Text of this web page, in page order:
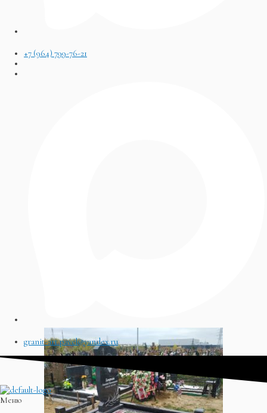
+7 (964) 799-76-21
granit-art.pavel@yandex.ru
Меню